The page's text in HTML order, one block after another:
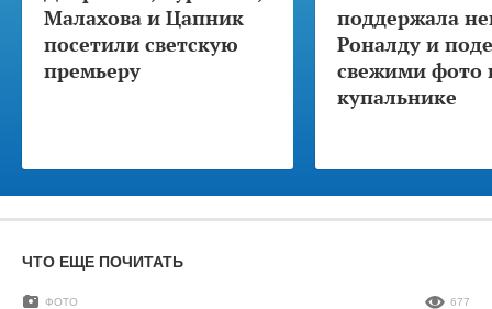
Малахова и Цапник
посетили светскую
премьеру
поддержала
Роналду и
свежими фото
купальнике
ЧТО ЕЩЕ ПОЧИТАТЬ
ФОТО 677